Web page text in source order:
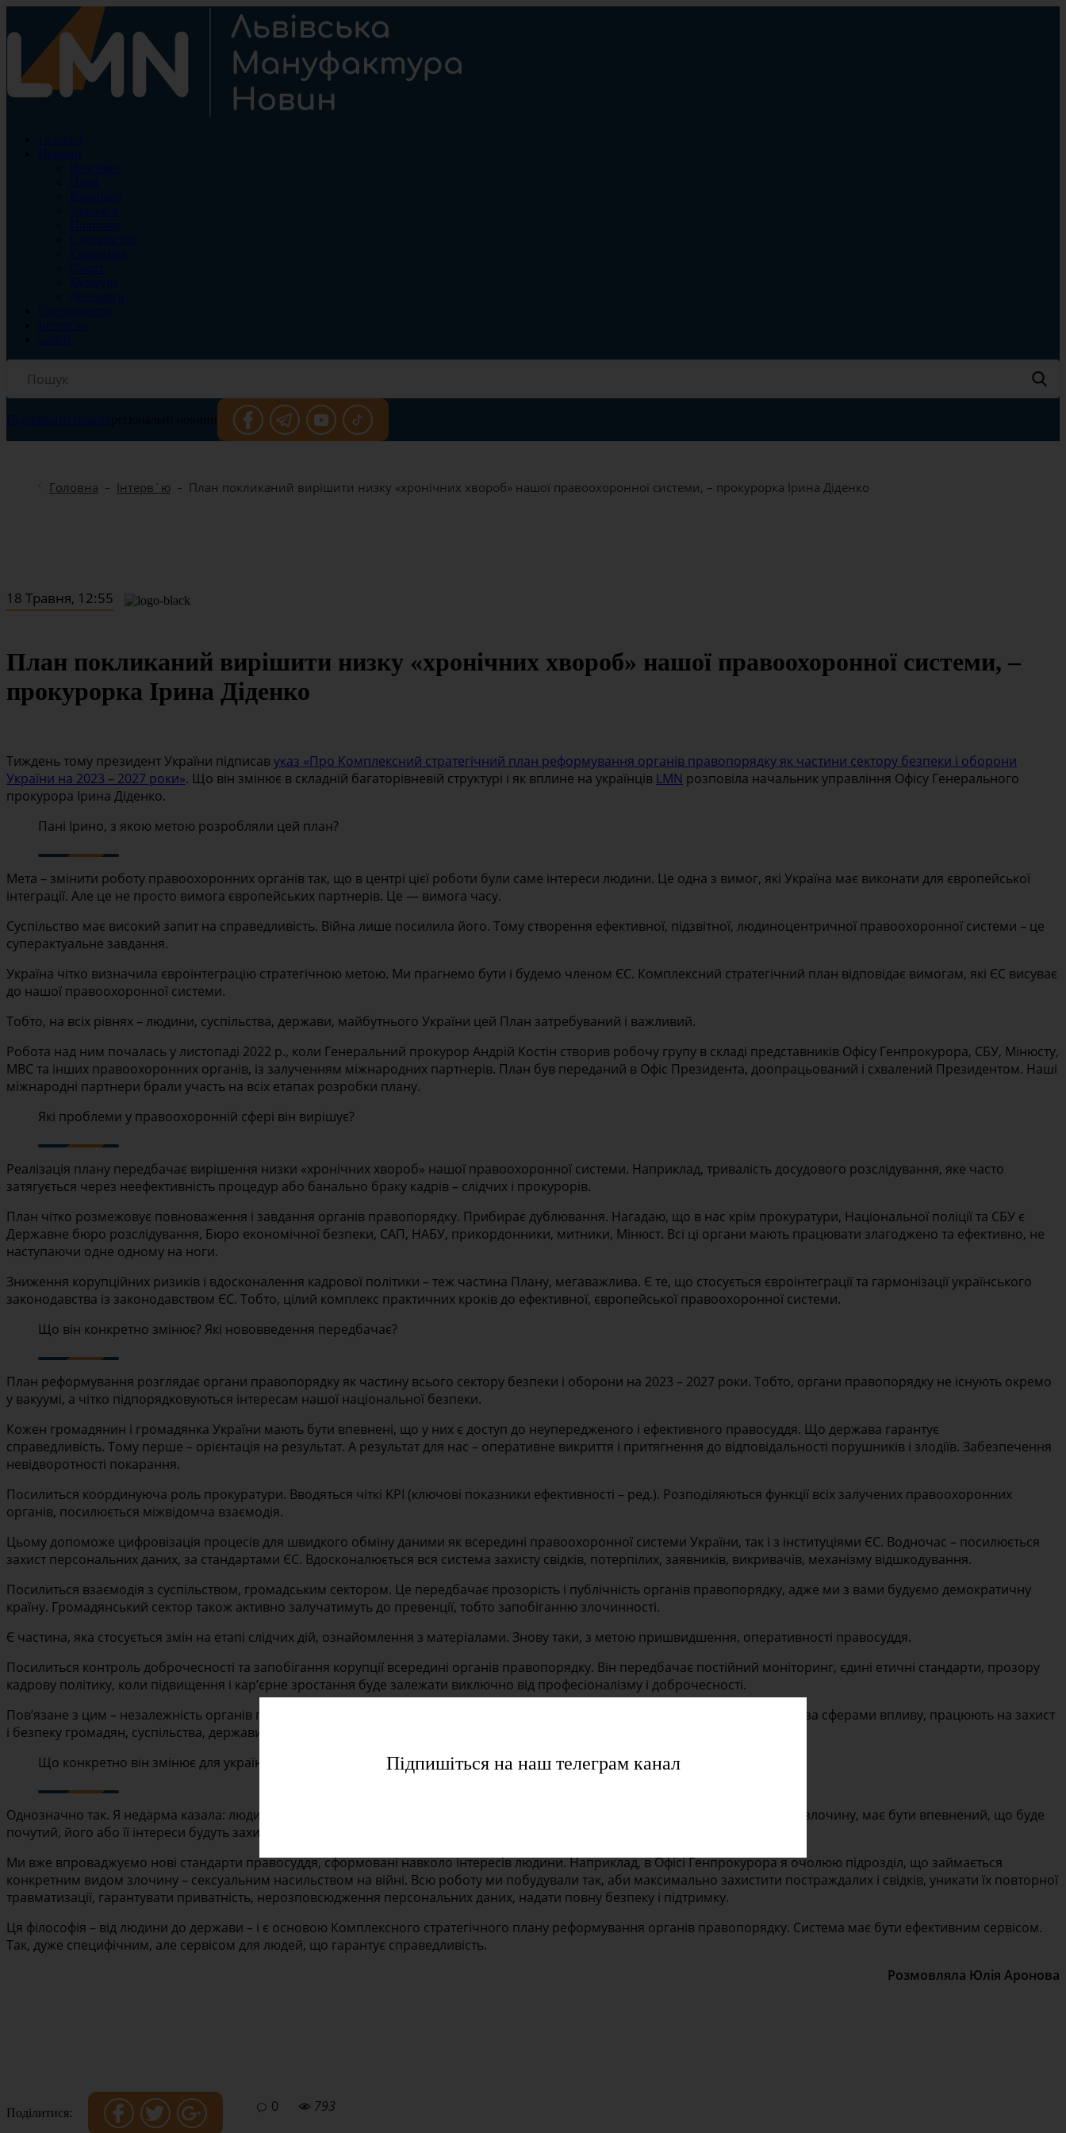
Головна
Новини
Важливо
Події
Кримінал
Здоров’я
Політика
Суспільство
Економіка
Спорт
Культура
Допомога
Спецпроекти
Інтерв`ю
Блоги
Підтримати проект
Головна Інтерв`ю План покликаний вирішити низку «хронічних хвороб» нашої правоохоронної системи, – прокурорка Ірина Діденко
18 Травня, 12:55
План покликаний вирішити низку «хронічних хвороб» нашої правоохоронної системи, –
прокурорка Ірина Діденко
Тиждень тому президент України підписавуказ «Про Комплексний стратегічний план реформування органів правопорядку як частини сектору безпеки і оборони
України на 2023 – 2027 роки». Що він змінює в складній багаторівневій структурі і як вплине на українців LMN розповіла начальник управління Офісу Генерального
прокурора Ірина Діденко.
Пані Ірино, з якою метою розробляли цей план?
Мета – змінити роботу правоохоронних органів так, що в центрі цієї роботи були саме інтереси людини. Це одна з вимог, які Україна має виконати для європейської
інтеграції. Але це не просто вимога європейських партнерів. Це — вимога часу.
Суспільство має високий запит на справедливість. Війна лише посилила його. Тому створення ефективної, підзвітної, людиноцентричної правоохоронної системи – це
суперактуальне завдання.
Україна чітко визначила євроінтеграцію стратегічною метою. Ми прагнемо бути і будемо членом ЄС. Комплексний стратегічний план відповідає вимогам, які ЄС висуває
до нашої правоохоронної системи.
Тобто, на всіх рівнях – людини, суспільства, держави, майбутнього України цей План затребуваний і важливий.
Робота над ним почалась у листопаді 2022 р., коли Генеральний прокурор Андрій Костін створив робочу групу в складі представників Офісу Генпрокурора, СБУ, Мінюсту,
МВС та інших правоохоронних органів, із залученням міжнародних партнерів. План був переданий в Офіс Президента, доопрацьований і схвалений Президентом. Наші
міжнародні партнери брали участь на всіх етапах розробки плану.
Які проблеми у правоохоронній сфері він вирішує?
Реалізація плану передбачає вирішення низки «хронічних хвороб» нашої правоохоронної системи. Наприклад, тривалість досудового розслідування, яке часто
затягується через неефективність процедур або банально браку кадрів – слідчих і прокурорів.
План чітко розмежовує повноваження і завдання органів правопорядку. Прибирає дублювання. Нагадаю, що в нас крім прокуратури, Національної поліції та СБУ є
Державне бюро розслідування, Бюро економічної безпеки, САП, НАБУ, прикордонники, митники, Мінюст. Всі ці органи мають працювати злагоджено та ефективно, не
наступаючи одне одному на ноги.
Зниження корупційних ризиків і вдосконалення кадрової політики – теж частина Плану, мегаважлива. Є те, що стосується євроінтеграції та гармонізації українського
законодавства із законодавством ЄС. Тобто, цілий комплекс практичних кроків до ефективної, європейської правоохоронної системи.
Що він конкретно змінює? Які нововведення передбачає?
План реформування розглядає органи правопорядку як частину всього сектору безпеки і оборони на 2023 – 2027 роки. Тобто, органи правопорядку не існують окремо
у вакуумі, а чітко підпорядковуються інтересам нашої національної безпеки.
Кожен громадянин і громадянка України мають бути впевнені, що у них є доступ до неупередженого і ефективного правосуддя. Що держава гарантує
справедливість. Тому перше – орієнтація на результат. А результат для нас – оперативне викриття і притягнення до відповідальності порушників і злодіїв. Забезпечення
невідворотності покарання.
Посилиться координуюча роль прокуратури. Вводяться чіткі KPI (ключові показники ефективності – ред.). Розподіляються функції всіх залучених правоохоронних
органів, посилюється міжвідомча взаємодія.
Цьому допоможе цифровізація процесів для швидкого обміну даними як всередині правоохоронної системи України, так і з інституціями ЄС. Водночас – посилюється
захист персональних даних, за стандартами ЄС. Вдосконалюється вся система захисту свідків, потерпілих, заявників, викривачів, механізму відшкодування.
Посилиться взаємодія з суспільством, громадським сектором. Це передбачає прозорість і публічність органів правопорядку, адже ми з вами будуємо демократичну
країну. Громадянський сектор також активно залучатимуть до превенції, тобто запобіганню злочинності.
Є частина, яка стосується змін на етапі слідчих дій, ознайомлення з матеріалами. Знову таки, з метою пришвидшення, оперативності правосуддя.
Посилиться контроль доброчесності та запобігання корупції всередині органів правопорядку. Він передбачає постійний моніторинг, єдині етичні стандарти, прозору
кадрову політику, коли підвищення і кар’єрне зростання буде залежати виключно від професіоналізму і доброчесності.
Пов’язане з цим – незалежність органів правопорядку від зовнішнього та внутрішнього втручання. Органи – поза політикою, поза сферами впливу, працюють на захист
і безпеку громадян, суспільства, держави.
Що конкретно він змінює для українців? Чи стане для них більше безпеки і справедливості?
Однозначно так. Я недарма казала: людина, суспільство, держава. Саме в такій послідовності. Кожен, хто став постраждалим від злочину, має бути впевнений, що буде
почутий, його або її інтереси будуть захищені. Знову використаю це слово – людиноцентричність.
Ми вже впроваджуємо нові стандарти правосуддя, сформовані навколо інтересів людини. Наприклад, в Офісі Генпрокурора я очолюю підрозділ, що займається
конкретним видом злочину – сексуальним насильством на війні. Всю роботу ми побудували так, аби максимально захистити постраждалих і свідків, уникати їх повторної
травматизації, гарантувати приватність, нерозповсюдження персональних даних, надати повну безпеку і підтримку.
Ця філософія – від людини до держави – і є основою Комплексного стратегічного плану реформування органів правопорядку. Система має бути ефективним сервісом.
Так, дуже специфічним, але сервісом для людей, що гарантує справедливість.
Розмовляла Юлія Аронова
Поділитися: 0 793
Підпишіться на наш телеграм канал